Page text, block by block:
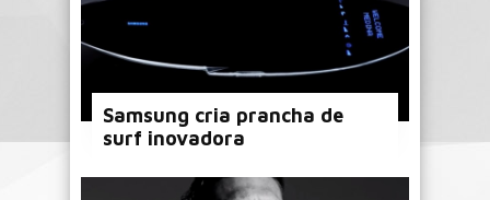
Samsung cria prancha de
surf inovadora